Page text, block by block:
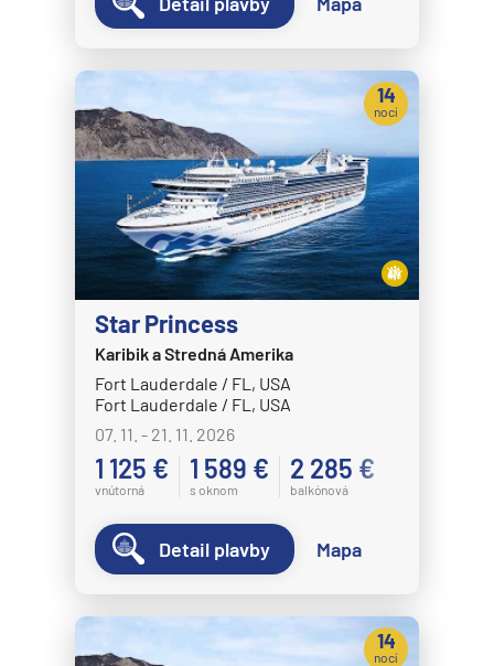
Star Princess
Karibik a Stredná Amerika
Fort Lauderdale / FL, USA
Fort Lauderdale / FL, USA
07. 11. - 21. 11. 2026
1 125 €
vnútorná
1 589 €
s oknom
2 285 €
balkónová
14
nocí
Detail plavby Mapa
14
nocí